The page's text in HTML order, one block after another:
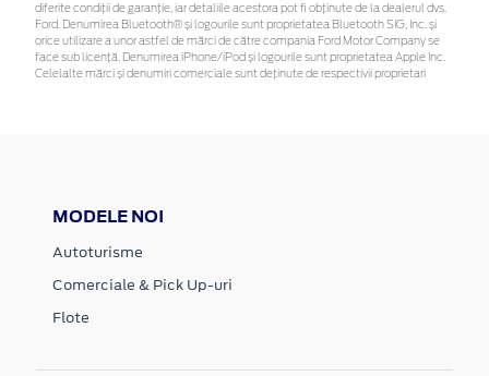
diferite condiții de garanție, iar detaliile acestora pot fi obținute de la dealerul dvs.
Ford. Denumirea Bluetooth® și logourile sunt proprietatea Bluetooth SIG, Inc. și
orice utilizare a unor astfel de mărci de către compania Ford Motor Company se
face sub licență. Denumirea iPhone/iPod și logourile sunt proprietatea Apple Inc.
Celelalte mărci și denumiri comerciale sunt deținute de respectivii proprietari
MODELE NOI
Autoturisme
Comerciale & Pick Up-uri
Flote